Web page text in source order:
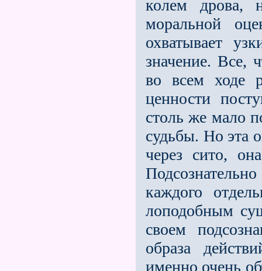
колем дрова,
моральной
охватывает
значение. Все,
во всем ходе
ценности
столь же мало
судьбы. Но эта
через сито,
каждого
лоподобным
своем
образа
именно очень